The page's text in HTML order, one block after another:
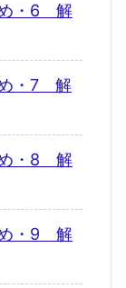
め・6 解
・7 解
め・8 解
め・9 解